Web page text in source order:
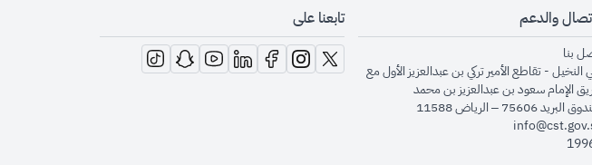
opens
والدعم
بنا
- تقاطع الأمير تركي بن عبدالعزيز الأول مع
الإمام سعود بن عبدالعزيز بن محمد
75606 – الرياض 11588
تابعنا على
opens in new window
opens in new window
opens in new window
opens in new window
opens in new window
opens in new window
opens in new window